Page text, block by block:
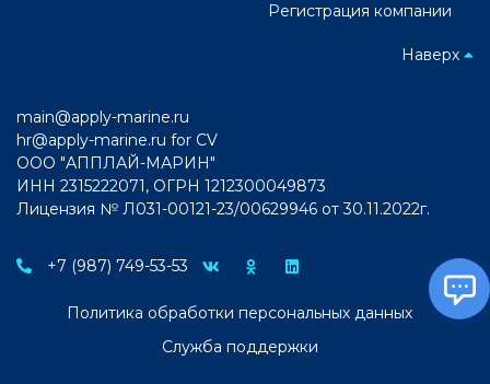
Регистрация компании
Наверх
main@apply-marine.ru
hr@apply-marine.ru for CV
ООО "АППЛАЙ-МАРИН"
ИНН 2315222071, ОГРН 1212300049873
Лицензия № Л031-00121-23/00629946 от 30.11.2022г.
+7 (987) 749-53-53
Политика обработки персональных данных
Служба поддержки